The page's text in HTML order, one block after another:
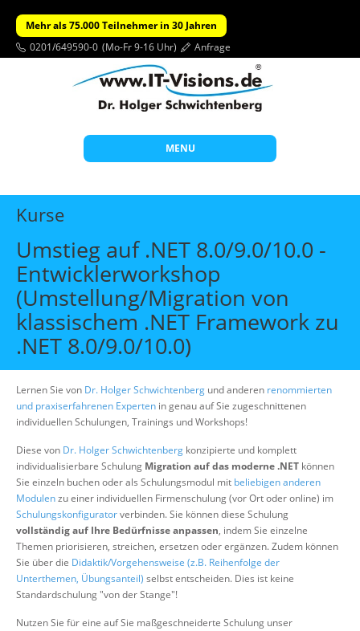
Mehr als 75.000 Teilnehmer in 30 Jahren
0201/649590-0 (Mo-Fr 9-16 Uhr) Anfrage
MENU
Start
Beratung
Individuelle Schulungen
Offene Seminare
Wissen
Über uns
Suche
Kurse
Umstieg auf .NET 8.0/9.0/10.0 -
Entwicklerworkshop
(Umstellung/Migration von
klassischem .NET Framework zu
.NET 8.0/9.0/10.0)
Lernen Sie von Dr. Holger Schwichtenberg und anderen renommierten
und praxiserfahrenen Experten in genau auf Sie zugeschnittenen
individuellen Schulungen, Trainings und Workshops!
Diese von Dr. Holger Schwichtenberg konzipierte und komplett
individualisierbare Schulung Migration auf das moderne .NET können
Sie einzeln buchen oder als Schulungsmodul mit beliebigen anderen
Modulenzu einer individuellen Firmenschulung (vor Ort oder online) im
Schulungskonfiguratorverbinden. Sie können diese Schulung
vollständig auf Ihre Bedürfnisse anpassen, indem Sie einzelne
Themen priorisieren, streichen, ersetzen oder ergänzen. Zudem können
Sie über die Didaktik/Vorgehensweise (z.B. Reihenfolge der
Unterthemen, Übungsanteil) selbst entscheiden. Dies ist keine
Standardschulung "von der Stange"!
Nutzen Sie für eine auf Sie maßgeschneiderte Schulung unser